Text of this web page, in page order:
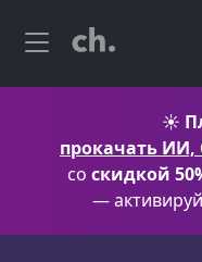
☀️
прокачать ИИ,
со скидкой
— активируй